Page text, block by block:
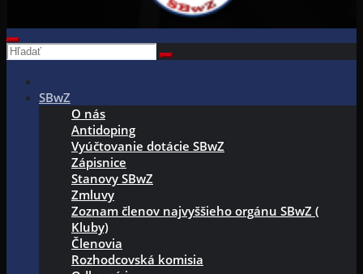
SBwZ
O nás
Antidoping
Vyúčtovanie dotácie SBwZ
Zápisnice
Stanovy SBwZ
Zmluvy
Zoznam členov najvyššieho orgánu SBwZ (
Kluby)
Členovia
Rozhodcovská komisia